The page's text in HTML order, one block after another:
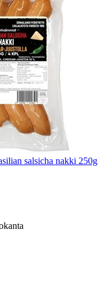
salsicha nakki 250g